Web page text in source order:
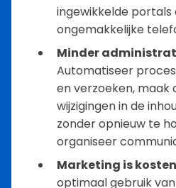
ingewikkelde
ongemakkelijke
Minder
Automatiseer
en verzoeken, maak
wijzigingen in de
zonder opnieuw te
organiseer
Marketing is
optimaal gebruik